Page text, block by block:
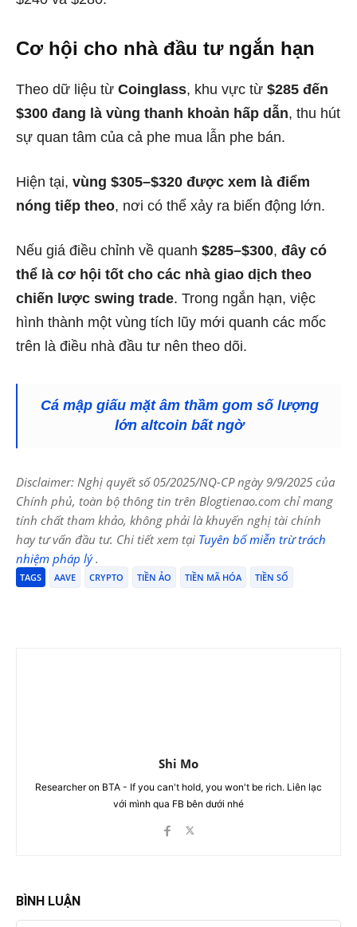
Cơ hội cho nhà đầu tư ngắn hạn
Theo dữ liệu từ Coinglass, khu vực từ $285 đến
$300 đang là vùng thanh khoản hấp dẫn, thu hút
sự quan tâm của cả phe mua lẫn phe bán.
Hiện tại, vùng $305–$320 được xem là điểm
nóng tiếp theo, nơi có thể xảy ra biến động lớn.
Nếu giá điều chỉnh về quanh $285–$300, đây có
thể là cơ hội tốt cho các nhà giao dịch theo
chiến lược swing trade. Trong ngắn hạn, việc
hình thành một vùng tích lũy mới quanh các mốc
trên là điều nhà đầu tư nên theo dõi.
Cá mập giấu mặt âm thầm gom số lượng
lớn altcoin bất ngờ
Disclaimer: Nghị quyết số 05/2025/NQ-CP ngày 9/9/2025 của
Chính phủ, toàn bộ thông tin trên Blogtienao.com chỉ mang
tính chất tham khảo, không phải là khuyến nghị tài chính
hay tư vấn đầu tư. Chi tiết xem tại Tuyên bố miễn trừ trách
nhiệm pháp lý.
TAGS AAVE CRYPTO TIỀN ẢO TIỀN MÃ HÓA TIỀN SỐ
Shi Mo
Researcher on BTA - If you can't hold, you won't be rich. Liên lạc
với mình qua FB bên dưới nhé
BÌNH LUẬN